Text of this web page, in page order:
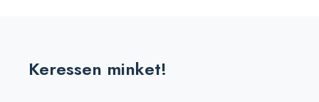
Keressen minket!